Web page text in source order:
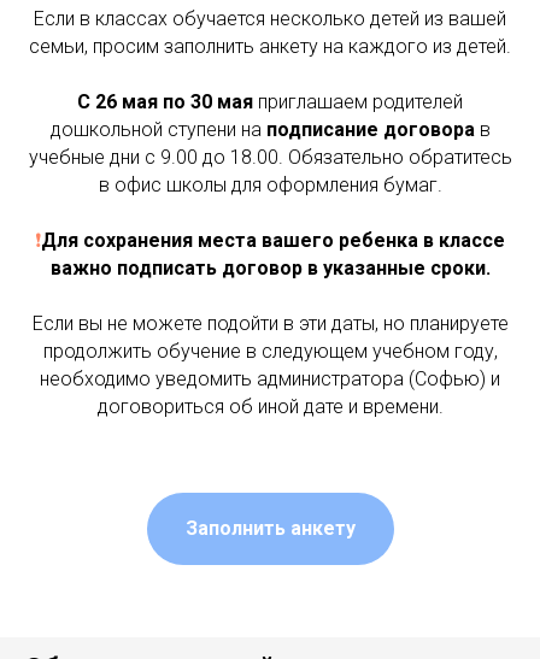
Если в классах обучается несколько детей из вашей
семьи, просим заполнить анкету на каждого из детей.
С 26 мая по 30 мая приглашаем родителей
дошкольной ступени на подписание договора в
учебные дни с 9.00 до 18.00. Обязательно обратитесь
в офис школы для оформления бумаг.
❗️Для сохранения места вашего ребенка в классе
важно подписать договор в указанные сроки.
Если вы не можете подойти в эти даты, но планируете
продолжить обучение в следующем учебном году,
необходимо уведомить администратора (Софью) и
договориться об иной дате и времени.
Заполнить анкету